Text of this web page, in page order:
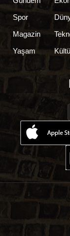
Spor
Magazin
Yaşam